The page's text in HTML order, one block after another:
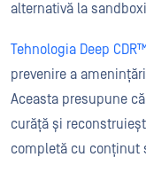
alternativă la
Tehnologia Deep
prevenire a
Aceasta presupune
curăță și
completă cu conținut